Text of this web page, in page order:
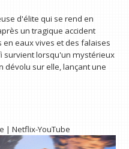
d'élite qui se rend en
un tragique accident
eaux vives et des falaises
survient lorsqu'un mystérieux
dévolu sur elle, lançant une
| Netflix-YouTube